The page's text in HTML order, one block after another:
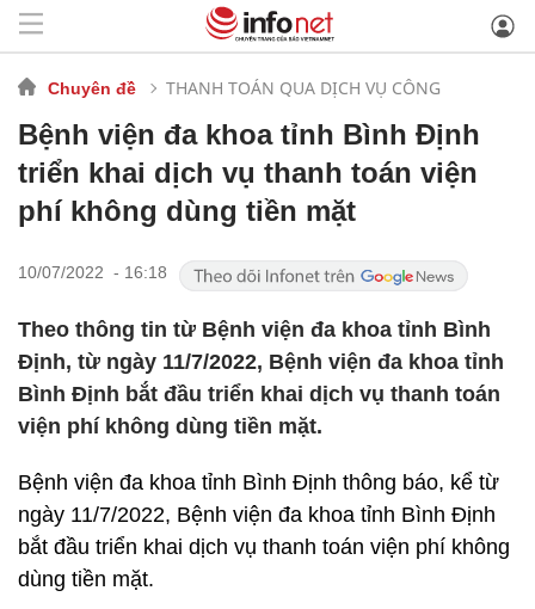
Chuyên đề THANH TOÁN QUA DỊCH VỤ CÔNG
Bệnh viện đa khoa tỉnh Bình Định
triển khai dịch vụ thanh toán viện
phí không dùng tiền mặt
10/07/2022 - 16:18
Theo thông tin từ Bệnh viện đa khoa tỉnh Bình
Định, từ ngày 11/7/2022, Bệnh viện đa khoa tỉnh
Bình Định bắt đầu triển khai dịch vụ thanh toán
viện phí không dùng tiền mặt.
Bệnh viện đa khoa tỉnh Bình Định thông báo, kể từ
ngày 11/7/2022, Bệnh viện đa khoa tỉnh Bình Định
bắt đầu triển khai dịch vụ thanh toán viện phí không
dùng tiền mặt.